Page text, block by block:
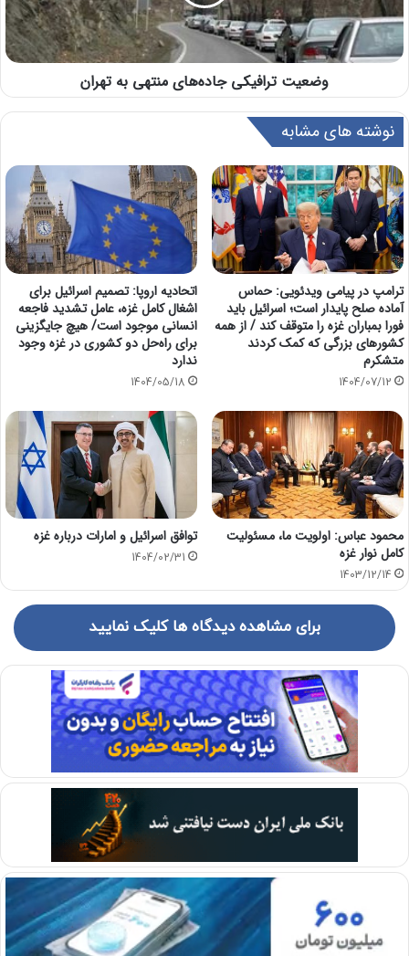
وضعیت ترافیکی جاده‌های منتهی به تهران
نوشته های مشابه
ترامپ در پیامی ویدئویی: حماس
آماده صلح پایدار است؛ اسرائیل باید
فورا بمباران غزه را متوقف کند / از همه
کشورهای بزرگی که کمک کردند
متشکرم
1404/07/12
اتحادیه اروپا: تصمیم اسرائیل برای
اشغال کامل غزه، عامل تشدید فاجعه
انسانی موجود است/ هیچ جایگزینی
برای راه‌حل دو کشوری در غزه وجود
ندارد
1404/05/18
محمود عباس: اولویت ما، مسئولیت
کامل نوار غزه
1403/12/14
توافق اسرائیل و امارات درباره غزه
1404/02/31
برای مشاهده دیدگاه ها کلیک نمایید